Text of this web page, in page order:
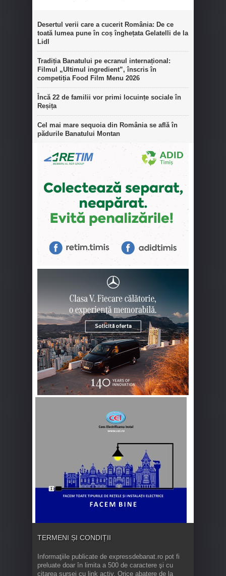
Desertul verii care a cucerit România: De ce
toată lumea pune în coș înghețata Gelatelli de la
Lidl
Tradiția Banatului pe ecranul internațional:
Filmul „Ultimul ingredient”, înscris în
competiția Food Film Menu 2026
Încă 22 de familii vor primi locuințe sociale în
Reșița
Cel mai mare sequoia din România se află în
pădurile Banatului Montan
TERMENI ȘI CONDIȚII
Informaţiile publicate de expressdebanat.ro pot fi
preluate doar în limita a 500 de caractere şi cu
citarea sursei cu link activ. Orice abatere de la